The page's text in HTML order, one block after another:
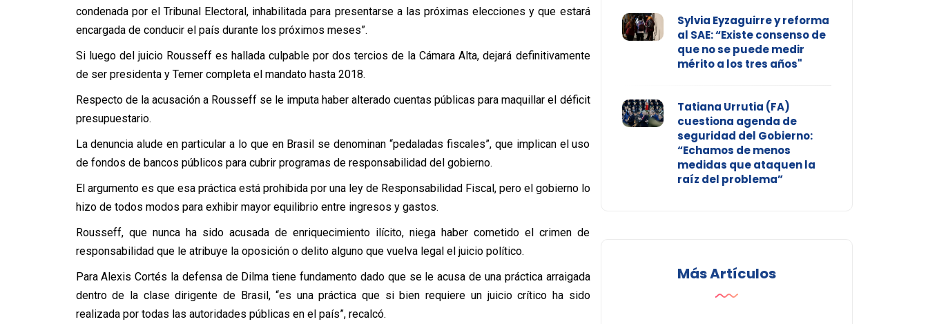
condenada por el Tribunal Electoral, inhabilitada para presentarse a las próximas elecciones y que estará
encargada de conducir el país durante los próximos meses”.
Si luego del juicio Rousseff es hallada culpable por dos tercios de la Cámara Alta, dejará definitivamente
de ser presidenta y Temer completa el mandato hasta 2018.
Respecto de la acusación a Rousseff se le imputa haber alterado cuentas públicas para maquillar el déficit
presupuestario.
La denuncia alude en particular a lo que en Brasil se denominan “pedaladas fiscales”, que implican el uso
de fondos de bancos públicos para cubrir programas de responsabilidad del gobierno.
El argumento es que esa práctica está prohibida por una ley de Responsabilidad Fiscal, pero el gobierno lo
hizo de todos modos para exhibir mayor equilibrio entre ingresos y gastos.
Rousseff, que nunca ha sido acusada de enriquecimiento ilícito, niega haber cometido el crimen de
responsabilidad que le atribuye la oposición o delito alguno que vuelva legal el juicio político.
Para Alexis Cortés la defensa de Dilma tiene fundamento dado que se le acusa de una práctica arraigada
dentro de la clase dirigente de Brasil, “es una práctica que si bien requiere un juicio crítico ha sido
realizada por todas las autoridades públicas en el país”, recalcó.
Sylvia Eyzaguirre y reforma
al SAE: “Existe consenso de
que no se puede medir
mérito a los tres años"
Tatiana Urrutia (FA)
cuestiona agenda de
seguridad del Gobierno:
“Echamos de menos
medidas que ataquen la
raíz del problema”
Más Artículos